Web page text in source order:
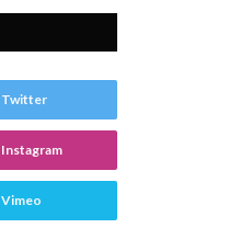
Twitter
Instagram
Vimeo